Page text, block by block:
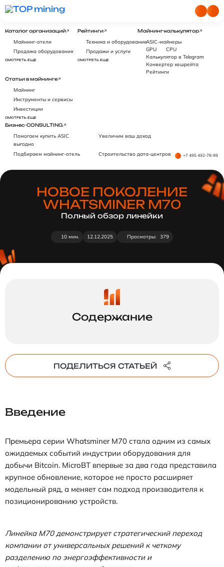
Каталог организаций
Майнинг-отели
Продажа оборудования
СМОТРЕТЬ ЕЩЕ
Рейтинги
Техника и оборудование
Продажи и услуги
СМОТРЕТЬ ЕЩЕ
Майнинг-калькулятор
ASIC-майнеры
GPU
CPU
Калькулятор в Telegram
Конвертер хешрейта
Рейтинги
Статьи в майнинге
Майнинг
Инструменты и сервисы
Инвестиции
СМОТРЕТЬ ЕЩЕ
Бизнес-CONSULTING
Помогаем купить ASIC
выгодно
Увеличим ваш доход
Подбираем майнинг-отель Строительство дата-центров +7 495 492-78-99
НОВОЕ ПОКОЛЕНИЕ
WHATSMINER M70
Полный обзор линейки
10 мин. 12.12.2025 Просмотры: 379
ПОДЕЛИТЬСЯ СТАТЬЕЙ
Введение
Премьера серии Whatsminer M70 стала одним из самых
ожидаемых событий индустрии оборудования для
добычи Bitcoin. MicroBT впервые за два года представила
крупное обновление, которое не просто расширяет
модельный ряд, а меняет сам подход производителя к
позиционированию устройств.
Линейка M70 демонстрирует стратегический переход
компании от универсальных решений к четкому
разделению по энергоэффективности и